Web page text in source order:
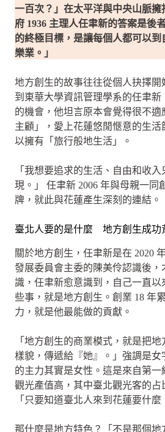
一百次？」在太平洋與中央山脈
府 1936 主理人任聿新的答案是後
的終極目標，是讓每個人都可以
樂業。」
地方創生的故事往往從個人抉擇
到東華大學資訊管理學系的任聿新
的機會，他坦言原本會覺得很不
主顧」，愛上花蓮悠閒愜意的生
以擁有「旅行般地生活」。
「我想要追求的生活、自由和收
現。」 任聿新 2006 年與母親一同
牌，就此與花蓮產生深刻的連結。
臺北人要的是什麼 地方創生成功
關於地方創生，任聿新是在 2020
發展委員會主委的陳美伶認識後
識，任聿新愈意識到，自己一直以
些事，就是地方創生。創業 18 年
力，就是他最能做的貢獻。
「地方創生的商業模式，就是把
樣貌，傳遞給『她』。」強調是
的主力其實是女性。這是來自第
觀光產值高，其中臺北觀光客的占
「只要知道臺北人來到花蓮要什麼
那什麼是地方特色？「不是那個